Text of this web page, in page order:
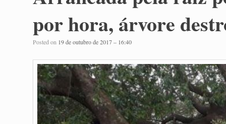
por hora, árvore
Posted on 19 de outubro de 2017 – 16:40